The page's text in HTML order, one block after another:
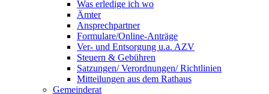
Was erledige ich wo
Ämter
Ansprechpartner
Formulare/Online-Anträge
Ver- und Entsorgung u.a. AZV
Steuern & Gebühren
Satzungen/ Verordnungen/ Richtlinien
Mitteilungen aus dem Rathaus
Gemeinderat